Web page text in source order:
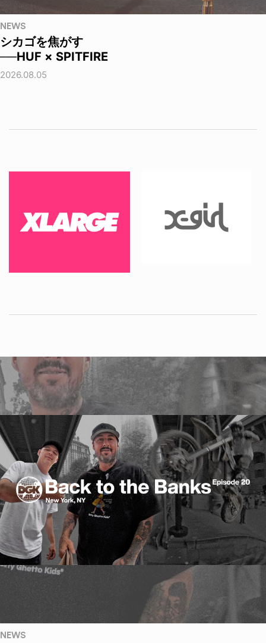
NEWS
シカゴを焦がす
──HUF × SPITFIRE
2026.08.05
NEWS